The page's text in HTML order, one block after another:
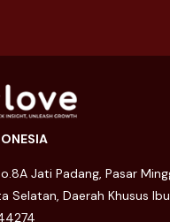
Jati Padang, Pasar
Selatan, Daerah Khusus